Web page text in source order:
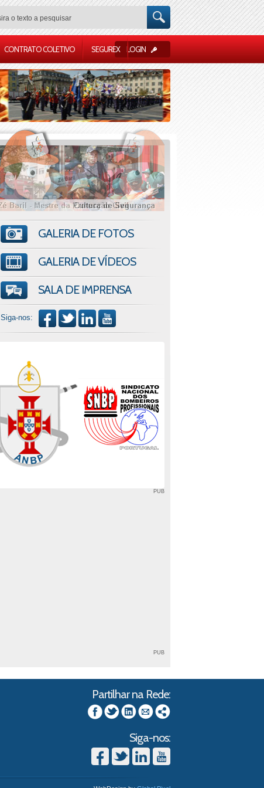
CONTRATO COLETIVO SEGUREX LOGIN
GALERIA DE FOTOS
GALERIA DE VÍDEOS
SALA DE IMPRENSA
Siga-nos:
PUB
PUB
Partilhar na Rede:
Siga-nos: